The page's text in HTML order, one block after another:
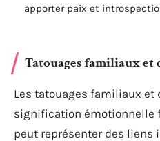
apporter paix et
Tatouages familiaux et
Les tatouages familiaux et
signification émotionnelle
peut représenter des liens